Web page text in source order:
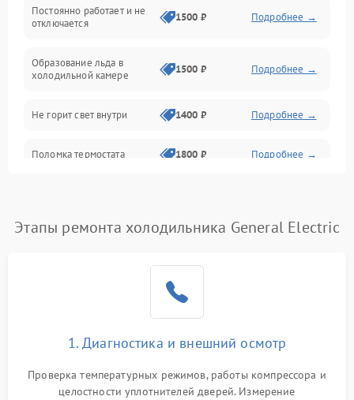
Постоянно работает и не
отключается
1500 ₽ Подробнее →
Образование льда в
холодильной камере
1500 ₽ Подробнее →
Не горит свет внутри 1400 ₽ Подробнее →
Поломка термостата 1800 ₽ Подробнее →
Поломка системы No Frost 2600 ₽ Подробнее →
работе
2000 ₽ Подробнее →
Этапы ремонта холодильника General Electric
1. Диагностика и внешний осмотр
Проверка температурных режимов, работы компрессора и
целостности уплотнителей дверей. Измерение